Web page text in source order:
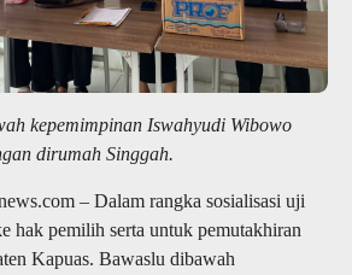
kepemimpinan Iswahyudi Wibowo
dirumah Singgah.
– Dalam rangka sosialisasi uji
hak pemilih serta untuk pemutakhiran
Kapuas. Bawaslu dibawah